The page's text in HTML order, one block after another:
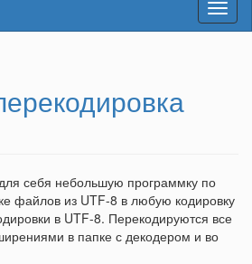
себя небольшую программку по
файлов из UTF-8 в любую кодировку
в UTF-8. Перекодируются все
в папке с декодером и во